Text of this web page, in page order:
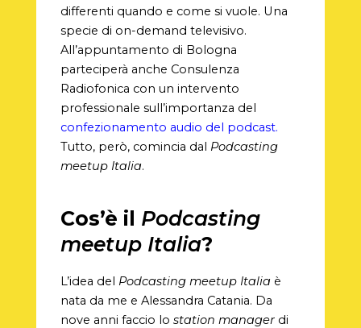
differenti quando e come si vuole. Una
specie di on-demand televisivo.
All’appuntamento di Bologna
parteciperà anche Consulenza
Radiofonica con un intervento
professionale sull’importanza del
confezionamento audio del podcast.
Tutto, però, comincia dal Podcasting
meetup Italia.
Cos’è il Podcasting
meetup Italia?
L’idea del Podcasting meetup Italiaè
nata da me e Alessandra Catania. Da
nove anni faccio lo station managerdi